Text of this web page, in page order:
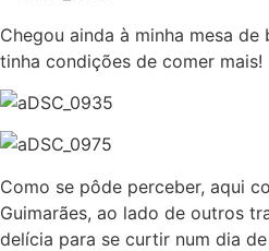
Chegou ainda à minha mesa
tinha condições de comer mais!
Como se pôde perceber, aqui
Guimarães, ao lado de outros
delícia para se curtir num dia